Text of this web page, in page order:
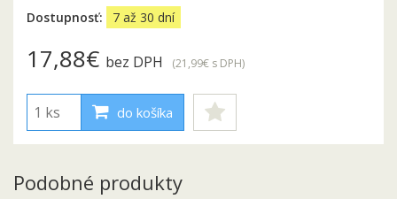
Dostupnosť:
7 až 30 dní
17,88€ bez DPH (21,99€ s DPH)
do košíka
Podobné produkty